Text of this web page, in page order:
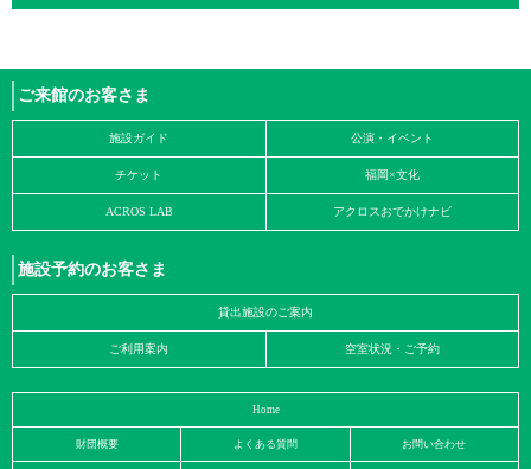
ご来館のお客さま
施設ガイド 公演・イベント
チケット 福岡×文化
ACROS LAB アクロスおでかけナビ
施設予約のお客さま
貸出施設のご案内
ご利用案内 空室状況・ご予約
Home
財団概要 よくある質問 お問い合わせ